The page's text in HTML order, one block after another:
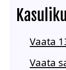
Vaata
Vaata